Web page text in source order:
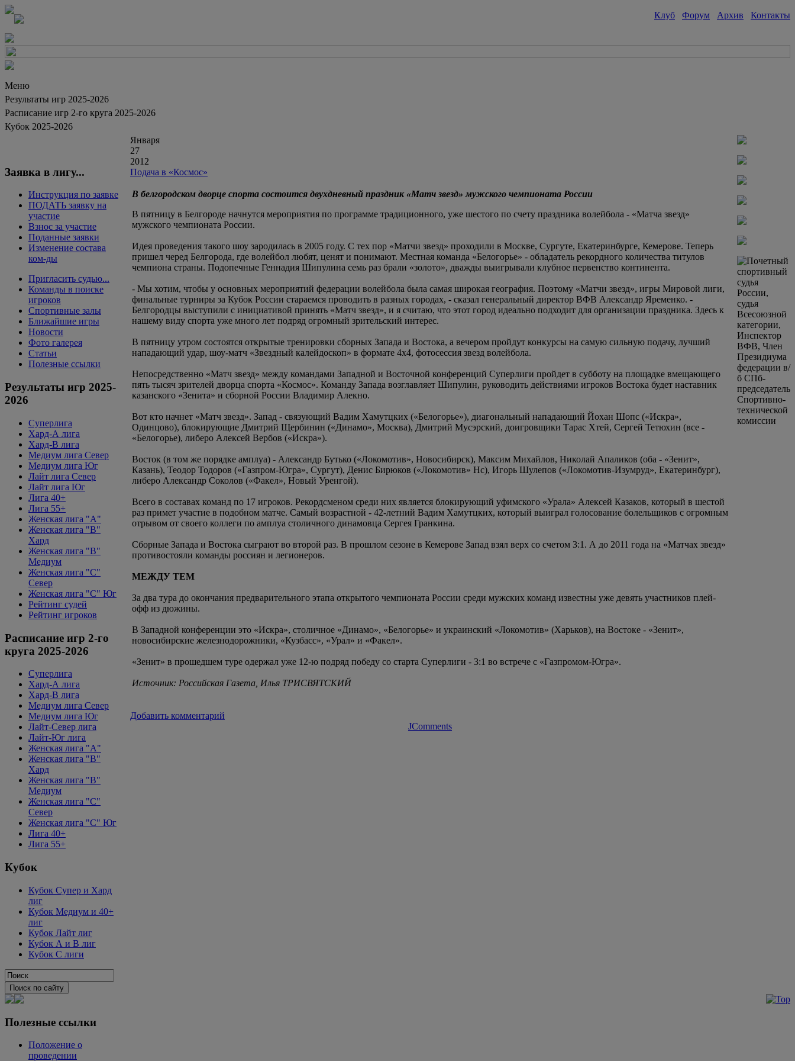
Клуб Форум Архив Контакты
Меню
Результаты игр 2025-2026
Расписание игр 2-го круга 2025-2026
Кубок 2025-2026
Заявка в лигу...
Инструкция по заявке
ПОДАТЬ заявку на
участие
Взнос за участие
Поданные заявки
Изменение состава
ком-ды
Пригласить судью...
Команды в поиске
игроков
Спортивные залы
Ближайшие игры
Новости
Фото галерея
Статьи
Полезные ссылки
Результаты игр 2025-
2026
Суперлига
Хард-А лига
Хард-В лига
Медиум лига Север
Медиум лига Юг
Лайт лига Север
Лайт лига Юг
Лига 40+
Лига 55+
Женская лига "A"
Женская лига "B"
Хард
Женская лига "B"
Медиум
Женская лига "С"
Север
Женская лига "С" Юг
Рейтинг судей
Рейтинг игроков
Расписание игр 2-го
круга 2025-2026
Суперлига
Хард-А лига
Хард-В лига
Медиум лига Север
Медиум лига Юг
Лайт-Север лига
Лайт-Юг лига
Женская лига "А"
Женская лига "В"
Хард
Женская лига "В"
Медиум
Женская лига "C"
Север
Женская лига "C" Юг
Лига 40+
Лига 55+
Кубок
Кубок Супер и Хард
лиг
Кубок Медиум и 40+
лиг
Кубок Лайт лиг
Кубок А и В лиг
Кубок С лиги
Января
27
2012
Подача в «Космос»
В белгородском дворце спорта состоится двухдневный праздник «Матч звезд» мужского чемпионата России
В пятницу в Белгороде начнутся мероприятия по программе традиционного, уже шестого по счету праздника волейбола - «Матча звезд»
мужского чемпионата России.
Идея проведения такого шоу зародилась в 2005 году. С тех пор «Матчи звезд» проходили в Москве, Сургуте, Екатеринбурге, Кемерове. Теперь
пришел черед Белгорода, где волейбол любят, ценят и понимают. Местная команда «Белогорье» - обладатель рекордного количества титулов
чемпиона страны. Подопечные Геннадия Шипулина семь раз брали «золото», дважды выигрывали клубное первенство континента.
- Мы хотим, чтобы у основных мероприятий федерации волейбола была самая широкая география. Поэтому «Матчи звезд», игры Мировой лиги,
финальные турниры за Кубок России стараемся проводить в разных городах, - сказал генеральный директор ВФВ Александр Яременко. -
Белгородцы выступили с инициативой принять «Матч звезд», и я считаю, что этот город идеально подходит для организации праздника. Здесь к
нашему виду спорта уже много лет подряд огромный зрительский интерес.
В пятницу утром состоятся открытые тренировки сборных Запада и Востока, а вечером пройдут конкурсы на самую сильную подачу, лучший
нападающий удар, шоу-матч «Звездный калейдоскоп» в формате 4х4, фотосессия звезд волейбола.
Непосредственно «Матч звезд» между командами Западной и Восточной конференций Суперлиги пройдет в субботу на площадке вмещающего
пять тысяч зрителей дворца спорта «Космос». Команду Запада возглавляет Шипулин, руководить действиями игроков Востока будет наставник
казанского «Зенита» и сборной России Владимир Алекно.
Вот кто начнет «Матч звезд». Запад - связующий Вадим Хамутцких («Белогорье»), диагональный нападающий Йохан Шопс («Искра»,
Одинцово), блокирующие Дмитрий Щербинин («Динамо», Москва), Дмитрий Мусэрский, доигровщики Тарас Хтей, Сергей Тетюхин (все -
«Белогорье), либеро Алексей Вербов («Искра»).
Восток (в том же порядке амплуа) - Александр Бутько («Локомотив», Новосибирск), Максим Михайлов, Николай Апаликов (оба - «Зенит»,
Казань), Теодор Тодоров («Газпром-Югра», Сургут), Денис Бирюков («Локомотив» Нс), Игорь Шулепов («Локомотив-Изумруд», Екатеринбург),
либеро Александр Соколов («Факел», Новый Уренгой).
Всего в составах команд по 17 игроков. Рекордсменом среди них является блокирующий уфимского «Урала» Алексей Казаков, который в шестой
раз примет участие в подобном матче. Самый возрастной - 42-летний Вадим Хамутцких, который выиграл голосование болельщиков с огромным
отрывом от своего коллеги по амплуа столичного динамовца Сергея Гранкина.
Сборные Запада и Востока сыграют во второй раз. В прошлом сезоне в Кемерове Запад взял верх со счетом 3:1. А до 2011 года на «Матчах звезд»
противостояли команды россиян и легионеров.
МЕЖДУ ТЕМ
За два тура до окончания предварительного этапа открытого чемпионата России среди мужских команд известны уже девять участников плей-
офф из дюжины.
В Западной конференции это «Искра», столичное «Динамо», «Белогорье» и украинский «Локомотив» (Харьков), на Востоке - «Зенит»,
новосибирские железнодорожники, «Кузбасс», «Урал» и «Факел».
«Зенит» в прошедшем туре одержал уже 12-ю подряд победу со старта Суперлиги - 3:1 во встрече с «Газпромом-Югра».
Источник: Российская Газета, Илья ТРИСВЯТСКИЙ
Добавить комментарий
JComments
Полезные ссылки
Положение о
проведении